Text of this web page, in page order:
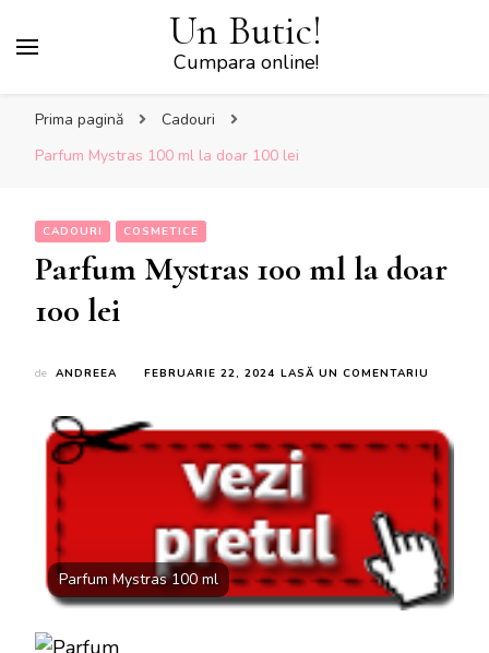
Un Butic!
Cumpara online!
Prima pagină
Cadouri
Parfum Mystras 100 ml la doar 100 lei
CADOURI COSMETICE
Parfum Mystras 100 ml la doar
100 lei
de ANDREEA FEBRUARIE 22, 2024 LASĂ UN COMENTARIU
100
ML
LA
DOAR
100
LEI
Parfum Mystras 100 ml